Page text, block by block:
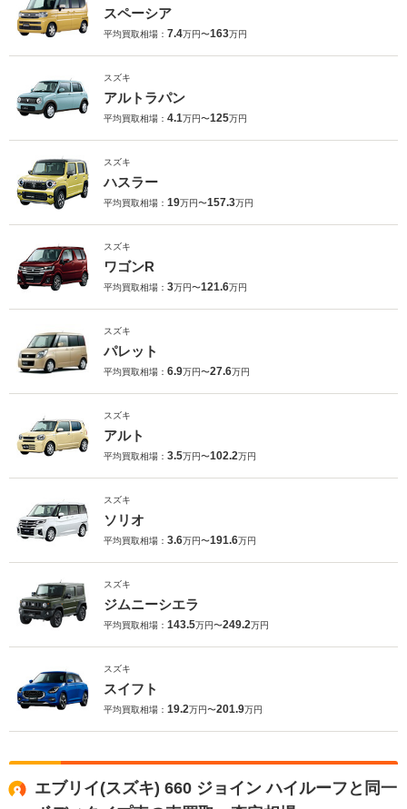
スペーシア
平均買取相場： 7.4万円〜163万円
スズキ
アルトラパン
平均買取相場： 4.1万円〜125万円
スズキ
ハスラー
平均買取相場： 19万円〜157.3万円
スズキ
ワゴンR
平均買取相場： 3万円〜121.6万円
スズキ
パレット
平均買取相場： 6.9万円〜27.6万円
スズキ
アルト
平均買取相場： 3.5万円〜102.2万円
スズキ
ソリオ
平均買取相場： 3.6万円〜191.6万円
スズキ
ジムニーシエラ
平均買取相場： 143.5万円〜249.2万円
スズキ
スイフト
平均買取相場： 19.2万円〜201.9万円
エブリイ(スズキ) 660 ジョイン ハイルーフと同一